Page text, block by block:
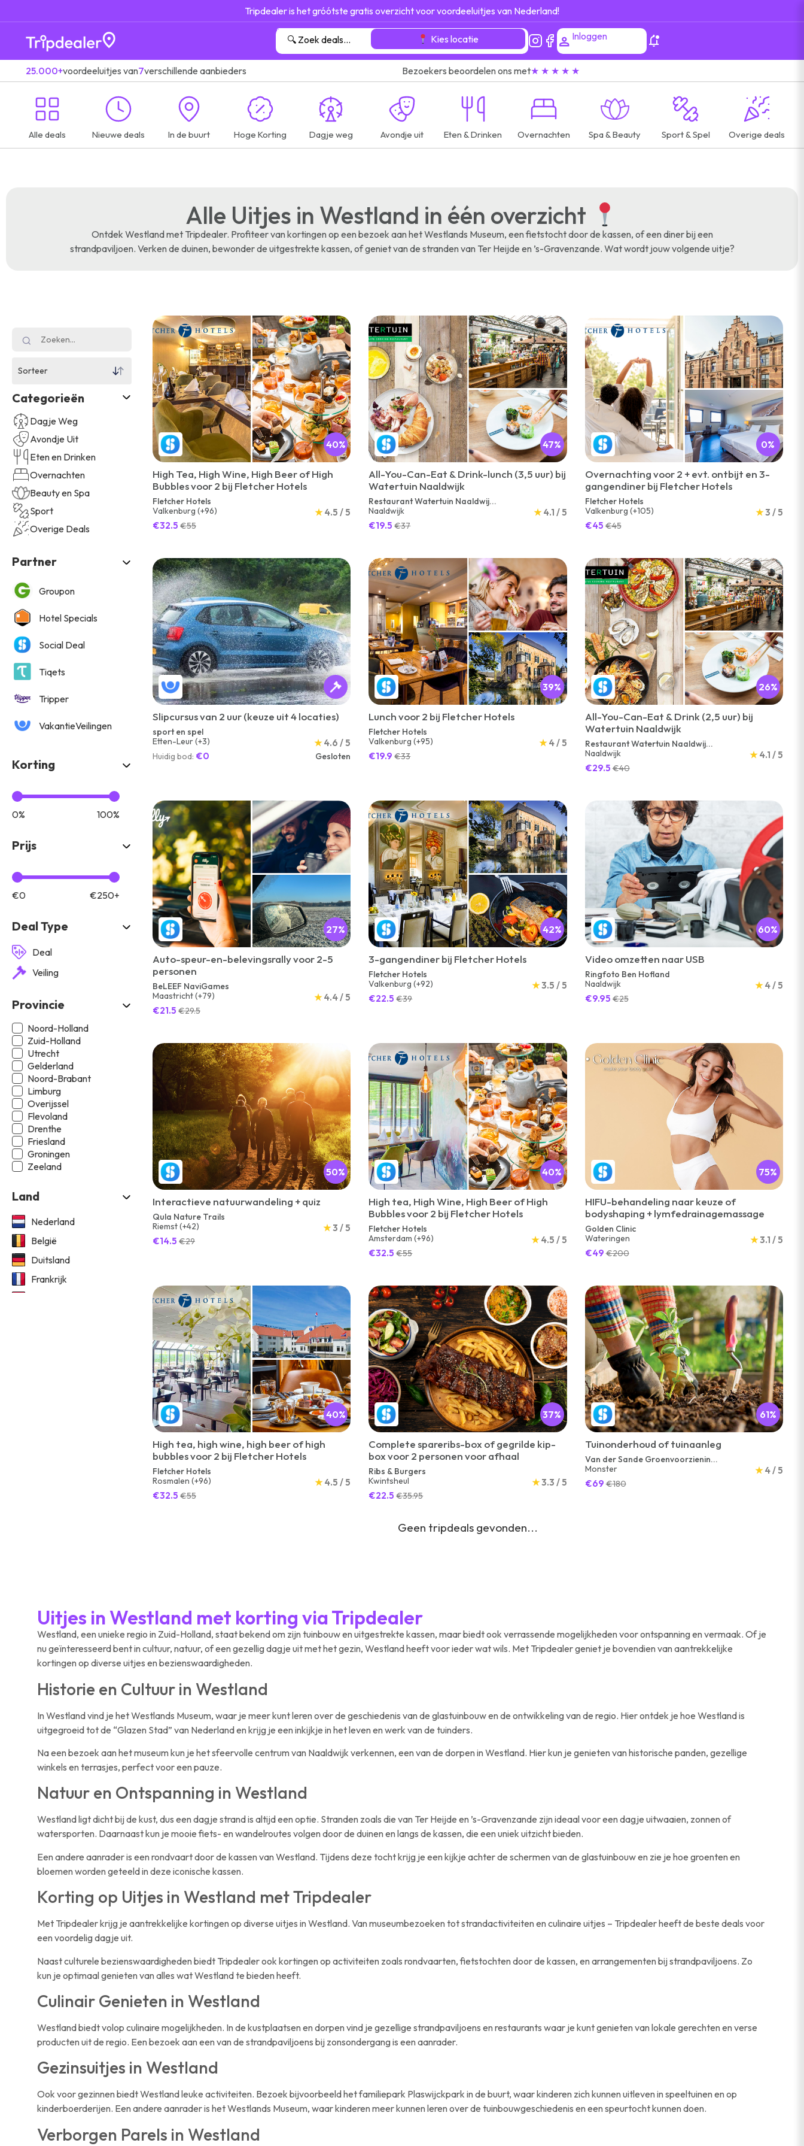
Tripdealer is het gróótste gratis overzicht voor voordeeluitjes van Nederland!
Kies locatie Inloggen
25.000+voordeeluitjes van7verschillende aanbieders Bezoekers beoordelen ons met★ ★ ★ ★ ★
Alle deals Nieuwe deals In de buurt Hoge Korting Dagje weg Avondje uit Eten & Drinken Overnachten Spa & Beauty Sport & Spel Overige deals
Alle Uitjes in Westland in één overzicht
Ontdek Westland met Tripdealer. Profiteer van kortingen op een bezoek aan het Westlands Museum, een fietstocht door de kassen, of een diner bij een
strandpaviljoen. Verken de duinen, bewonder de uitgestrekte kassen, of geniet van de stranden van Ter Heijde en ’s-Gravenzande. Wat wordt jouw volgende uitje?
Sorteer
Categorieën
Dagje Weg
Avondje Uit
Eten en Drinken
Overnachten
Beauty en Spa
Sport
Overige Deals
Partner
Groupon
Hotel Specials
Social Deal
Tiqets
Tripper
VakantieVeilingen
Korting
0% 100%
Prijs
€0 €250+
Deal Type
Deal
Veiling
Provincie
Noord-Holland
Zuid-Holland
Utrecht
Gelderland
Noord-Brabant
Limburg
Overijssel
Flevoland
Drenthe
Friesland
Groningen
Zeeland
Land
Nederland
België
Duitsland
Frankrijk
40%
High Tea, High Wine, High Beer of High
Bubbles voor 2 bij Fletcher Hotels
Fletcher Hotels
Valkenburg (+96)
★4.5 / 5
€32.5 €55
47%
All-You-Can-Eat & Drink-lunch (3,5 uur) bij
Watertuin Naaldwijk
Restaurant Watertuin Naaldwij...
Naaldwijk
★ 4.1 / 5
€19.5€37
0%
Overnachting voor 2 + evt. ontbijt en 3-
gangendiner bij Fletcher Hotels
Fletcher Hotels
Valkenburg (+105)
★3 / 5
€45€45
Slipcursus van 2 uur (keuze uit 4 locaties)
sport en spel
Etten-Leur (+3)
★4.6 / 5
Huidig bod: €0 Gesloten
39%
Lunch voor 2 bij Fletcher Hotels
Fletcher Hotels
Valkenburg (+95)
★ 4 / 5
€19.9€33
26%
All-You-Can-Eat & Drink (2,5 uur) bij
Watertuin Naaldwijk
Restaurant Watertuin Naaldwij...
Naaldwijk
★ 4.1 / 5
€29.5€40
27%
Auto-speur-en-belevingsrally voor 2-5
personen
BeLEEF NaviGames
Maastricht (+79)
★4.4 / 5
€21.5 €29.5
42%
3-gangendiner bij Fletcher Hotels
Fletcher Hotels
Valkenburg (+92)
★3.5 / 5
€22.5€39
60%
Video omzetten naar USB
Ringfoto Ben Hofland
Naaldwijk
★ 4 / 5
€9.95€25
50%
Interactieve natuurwandeling + quiz
Qula Nature Trails
Riemst (+42)
★3 / 5
€14.5 €29
40%
High tea, High Wine, High Beer of High
Bubbles voor 2 bij Fletcher Hotels
Fletcher Hotels
Amsterdam (+96)
★ 4.5 / 5
€32.5€55
75%
HIFU-behandeling naar keuze of
bodyshaping + lymfedrainagemassage
Golden Clinic
Wateringen
★3.1 / 5
€49€200
40%
High tea, high wine, high beer of high
bubbles voor 2 bij Fletcher Hotels
Fletcher Hotels
Rosmalen (+96)
★4.5 / 5
€32.5 €55
37%
Complete spareribs-box of gegrilde kip-
box voor 2 personen voor afhaal
Ribs & Burgers
Kwintsheul
★3.3 / 5
€22.5€35.95
61%
Tuinonderhoud of tuinaanleg
Van der Sande Groenvoorzienin...
Monster
★ 4 / 5
€69€180
Geen tripdeals gevonden...
Uitjes in Westland met korting via Tripdealer
Westland, een unieke regio in Zuid-Holland, staat bekend om zijn tuinbouw en uitgestrekte kassen, maar biedt ook verrassende mogelijkheden voor ontspanning en vermaak. Of je
nu geïnteresseerd bent in cultuur, natuur, of een gezellig dagje uit met het gezin, Westland heeft voor ieder wat wils. Met Tripdealer geniet je bovendien van aantrekkelijke
kortingen op diverse uitjes en bezienswaardigheden.
Historie en Cultuur in Westland
In Westland vind je het Westlands Museum, waar je meer kunt leren over de geschiedenis van de glastuinbouw en de ontwikkeling van de regio. Hier ontdek je hoe Westland is
uitgegroeid tot de “Glazen Stad” van Nederland en krijg je een inkijkje in het leven en werk van de tuinders.
Na een bezoek aan het museum kun je het sfeervolle centrum van Naaldwijk verkennen, een van de dorpen in Westland. Hier kun je genieten van historische panden, gezellige
winkels en terrasjes, perfect voor een pauze.
Natuur en Ontspanning in Westland
Westland ligt dicht bij de kust, dus een dagje strand is altijd een optie. Stranden zoals die van Ter Heijde en ’s-Gravenzande zijn ideaal voor een dagje uitwaaien, zonnen of
watersporten. Daarnaast kun je mooie fiets- en wandelroutes volgen door de duinen en langs de kassen, die een uniek uitzicht bieden.
Een andere aanrader is een rondvaart door de kassen van Westland. Tijdens deze tocht krijg je een kijkje achter de schermen van de glastuinbouw en zie je hoe groenten en
bloemen worden geteeld in deze iconische kassen.
Korting op Uitjes in Westland met Tripdealer
Met Tripdealer krijg je aantrekkelijke kortingen op diverse uitjes in Westland. Van museumbezoeken tot strandactiviteiten en culinaire uitjes – Tripdealer heeft de beste deals voor
een voordelig dagje uit.
Naast culturele bezienswaardigheden biedt Tripdealer ook kortingen op activiteiten zoals rondvaarten, fietstochten door de kassen, en arrangementen bij strandpaviljoens. Zo
kun je optimaal genieten van alles wat Westland te bieden heeft.
Culinair Genieten in Westland
Westland biedt volop culinaire mogelijkheden. In de kustplaatsen en dorpen vind je gezellige strandpaviljoens en restaurants waar je kunt genieten van lokale gerechten en verse
producten uit de regio. Een bezoek aan een van de strandpaviljoens bij zonsondergang is een aanrader.
Gezinsuitjes in Westland
Ook voor gezinnen biedt Westland leuke activiteiten. Bezoek bijvoorbeeld het familiepark Plaswijckpark in de buurt, waar kinderen zich kunnen uitleven in speeltuinen en op
kinderboerderijen. Een andere aanrader is het Westlands Museum, waar kinderen meer kunnen leren over de tuinbouwgeschiedenis en een speurtocht kunnen doen.
Verborgen Parels in Westland